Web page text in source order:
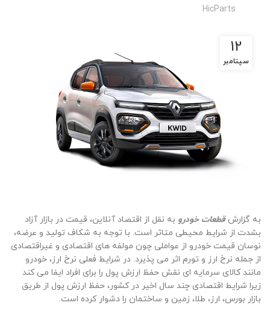
HicParts
12
سپتامبر
به گزارشقطعات خودرو به نقل از اقتصاد آنلاین، قیمت در بازار آزاد
بشدت از شرایط محیطی متاثر است. با توجه به شکاف تولید و عرضه،
نوسان قیمت خودرو از عواملی چون مولفه های اقتصادی و غیراقتصادی
از جمله نرخ ارز و تورم اثر می پذیرد. در شرایط فعلی نرخ ارز، خودرو
مانند کالای سرمایه ای نقش حفظ ارزش پول را برای افراد ایفا می کند
زیرا شرایط اقتصادی چند سال اخیر در کشور، حفظ ارزش پول از طریق
بازار بورس، ارز، طلا، زمین و ساختمان را دشوار کرده است.